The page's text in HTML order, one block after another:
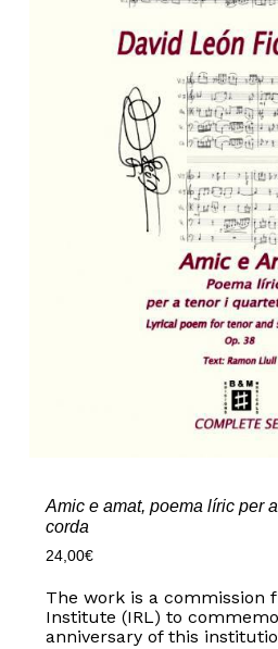
Amic e amat, poema líric per
corda
24,00€
The work is a commission
Institute (IRL) to
anniversary of this